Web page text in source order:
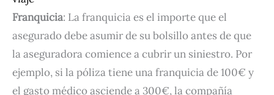
Franquicia: La franquicia es el importe que el
asegurado debe asumir de su bolsillo antes de que
la aseguradora comience a cubrir un siniestro. Por
ejemplo, si la póliza tiene una franquicia de 100€ y
el gasto médico asciende a 300€, la compañía